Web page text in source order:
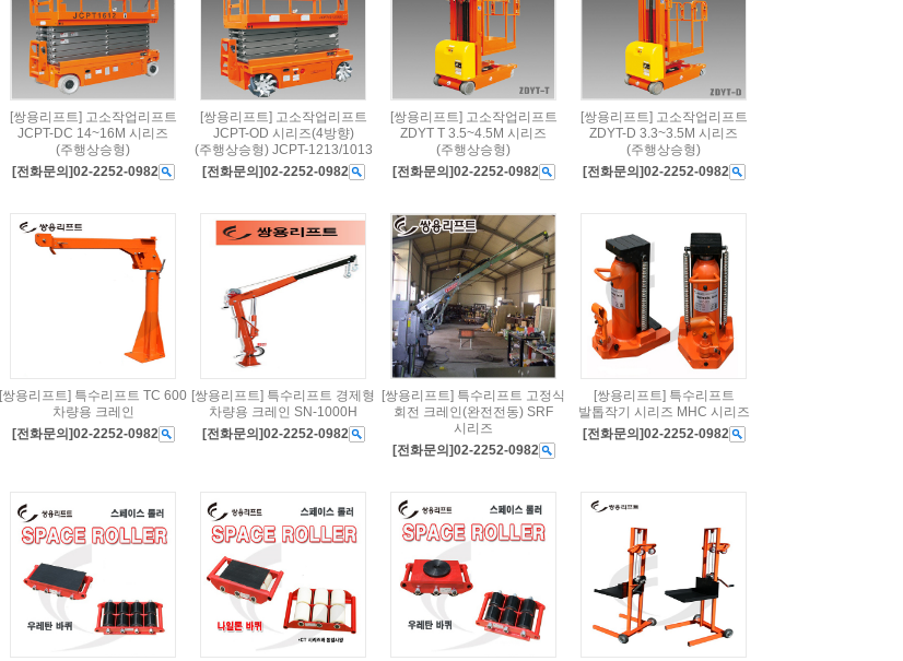
[쌍용리프트] 고소작업리프트
JCPT-DC 14~16M 시리즈
(주행상승형)
[전화문의]02-2252-0982
[쌍용리프트] 고소작업리프트
JCPT-OD 시리즈(4방향)
(주행상승형) JCPT-1213/1013
[전화문의]02-2252-0982
[쌍용리프트] 고소작업리프트
ZDYT T 3.5~4.5M 시리즈
(주행상승형)
[전화문의]02-2252-0982
[쌍용리프트] 고소작업리프트
ZDYT-D 3.3~3.5M 시리즈
(주행상승형)
[전화문의]02-2252-0982
[쌍용리프트] 특수리프트 TC 600
차량용 크레인
[전화문의]02-2252-0982
[쌍용리프트] 특수리프트 경제형
차량용 크레인 SN-1000H
[전화문의]02-2252-0982
[쌍용리프트] 특수리프트 고정식
회전 크레인(완전전동) SRF
시리즈
[전화문의]02-2252-0982
[쌍용리프트] 특수리프트
발톱작기 시리즈 MHC 시리즈
[전화문의]02-2252-0982